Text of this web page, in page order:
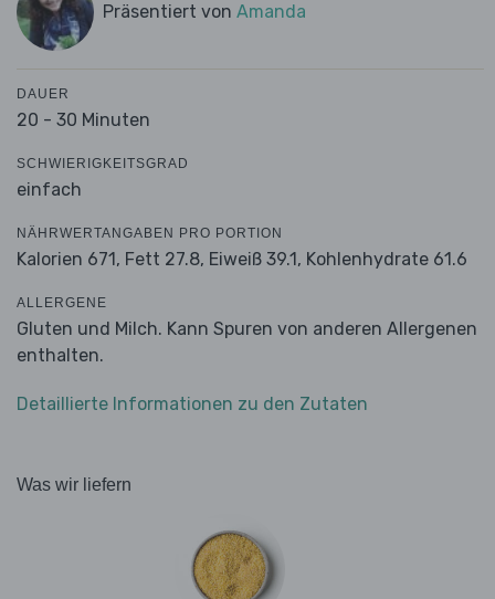
Präsentiert von Amanda
DAUER
20 - 30 Minuten
SCHWIERIGKEITSGRAD
einfach
NÄHRWERTANGABEN PRO PORTION
Kalorien 671, Fett 27.8, Eiweiß 39.1, Kohlenhydrate 61.6
ALLERGENE
Gluten und Milch. Kann Spuren von anderen Allergenen
enthalten.
Detaillierte Informationen zu den Zutaten
Was wir liefern